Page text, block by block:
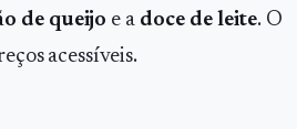
de queijo e a doce de leite. O
acessíveis.